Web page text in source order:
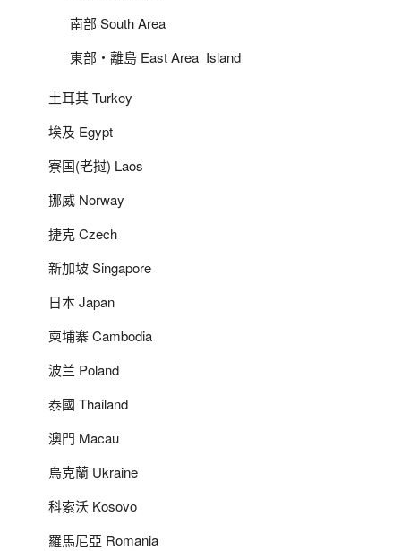
南部 South Area
東部‧離島 East Area_Island
土耳其 Turkey
埃及 Egypt
寮国(老挝) Laos
挪威 Norway
捷克 Czech
新加坡 Singapore
日本 Japan
柬埔寨 Cambodia
波兰 Poland
泰國 Thailand
澳門 Macau
烏克蘭 Ukraine
科索沃 Kosovo
羅馬尼亞 Romania